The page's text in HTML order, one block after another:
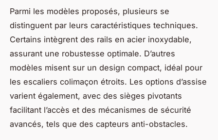
Parmi les modèles proposés, plusieurs se
distinguent par leurs caractéristiques techniques.
Certains intègrent des rails en acier inoxydable,
assurant une robustesse optimale. D’autres
modèles misent sur un design compact, idéal pour
les escaliers colimaçon étroits. Les options d’assise
varient également, avec des sièges pivotants
facilitant l’accès et des mécanismes de sécurité
avancés, tels que des capteurs anti-obstacles.